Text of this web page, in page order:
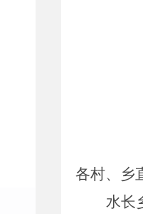
各村、乡
水长